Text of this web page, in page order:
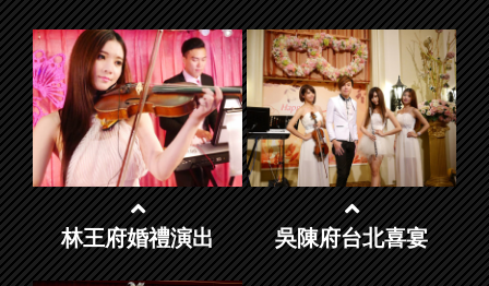
林王府婚禮演出 吳陳府台北喜宴